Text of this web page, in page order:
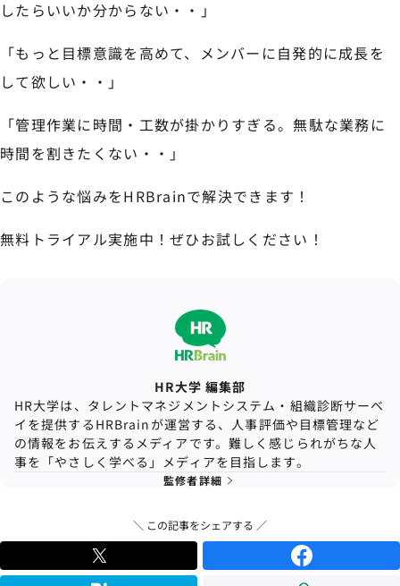
したらいいか分からない・・」
「もっと目標意識を高めて、メンバーに自発的に成長を
して欲しい・・」
「管理作業に時間・工数が掛かりすぎる。無駄な業務に
時間を割きたくない・・」
このような悩みをHRBrainで解決できます！
無料トライアル実施中！ぜひお試しください！
HR大学 編集部
HR大学は、タレントマネジメントシステム・組織診断サーベ
イを提供するHRBrainが運営する、人事評価や目標管理など
の情報をお伝えするメディアです。難しく感じられがちな人
事を「やさしく学べる」メディアを目指します。
監修者詳細
＼ この記事をシェアする ／